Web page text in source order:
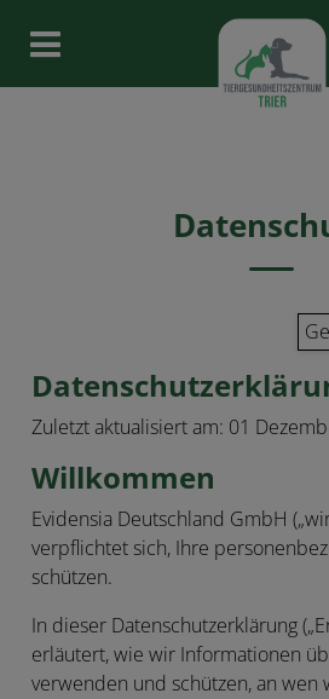
Zuletzt aktualisiert am: 01
Willkommen
Evidensia Deutschland GmbH
verpflichtet sich, Ihre
schützen.
In dieser Datenschutzerklärung („
erläutert, wie wir Informationen
verwenden und schützen, an wen